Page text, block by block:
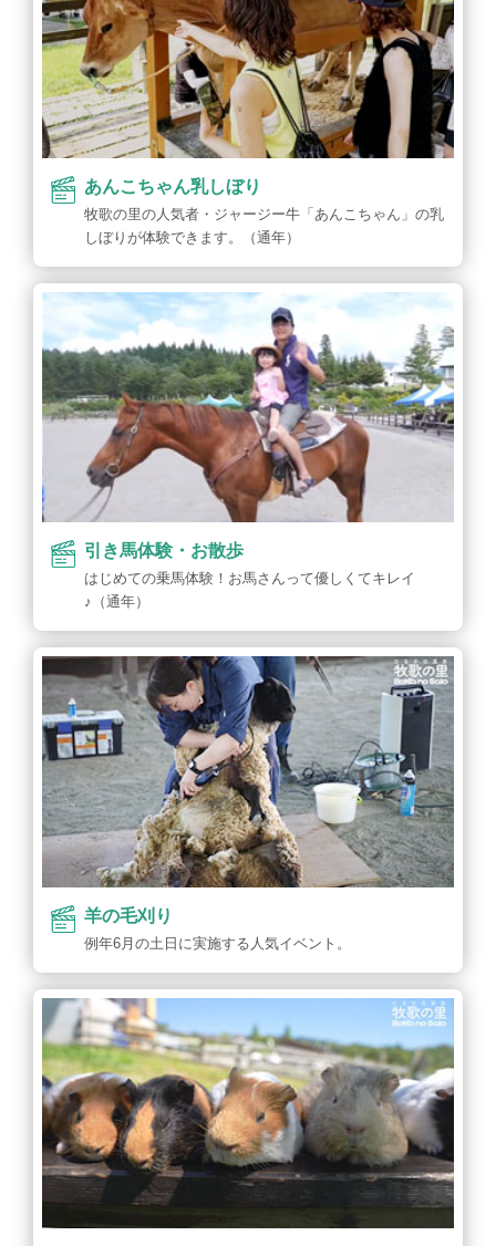
あんこちゃん乳しぼり
牧歌の里の人気者・ジャージー牛「あんこちゃん」の乳
しぼりが体験できます。（通年）
引き馬体験・お散歩
はじめての乗馬体験！お馬さんって優しくてキレイ
♪（通年）
羊の毛刈り
例年6月の土日に実施する人気イベント。